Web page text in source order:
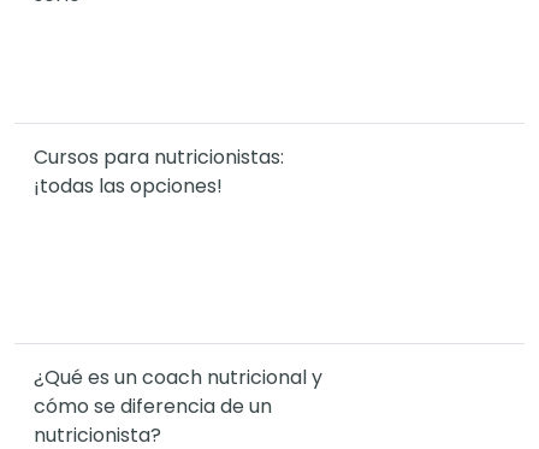
Cursos para nutricionistas:
¡todas las opciones!
¿Qué es un coach nutricional y
cómo se diferencia de un
nutricionista?